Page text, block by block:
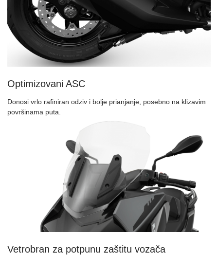
Optimizovani ASC
Donosi vrlo rafiniran odziv i bolje prianjanje, posebno na klizavim
površinama puta.
Vetrobran za potpunu zaštitu vozača